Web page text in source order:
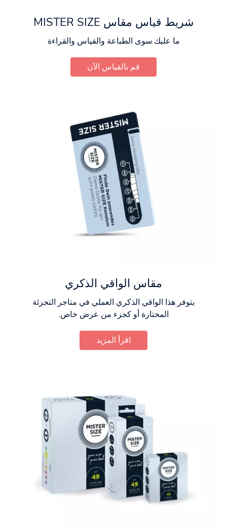
شريط قياس مقاس MISTER SIZE
ما عليك سوى الطباعة والقياس والقراءة
قم بالقياس الآن
مقاس الواقي الذكري
يتوفر هذا الواقي الذكري العملي في متاجر التجزئة
المختارة أو كجزء من عرض خاص.
اقرأ المزيد